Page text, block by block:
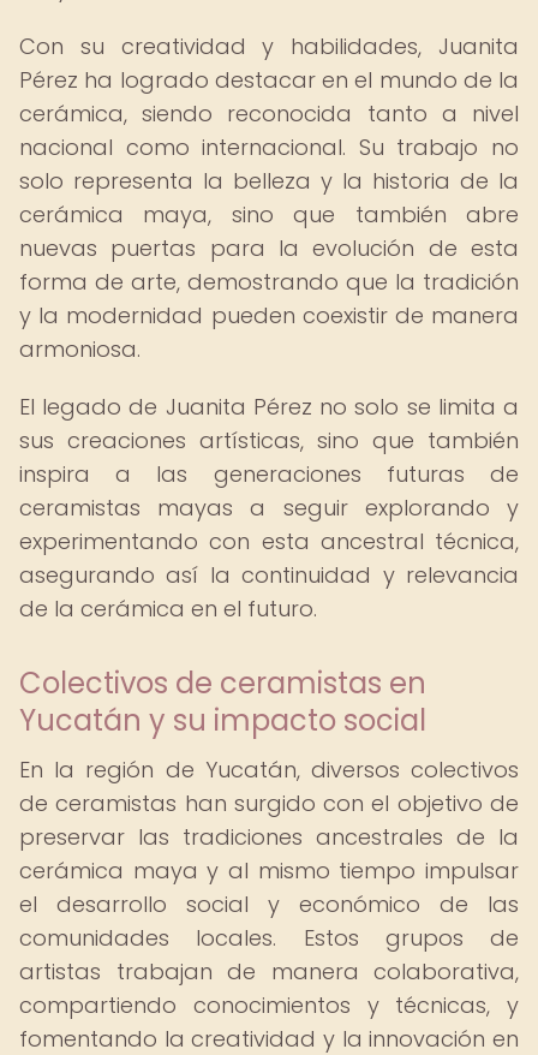
Con su creatividad y habilidades, Juanita
Pérez ha logrado destacar en el mundo de la
cerámica, siendo reconocida tanto a nivel
nacional como internacional. Su trabajo no
solo representa la belleza y la historia de la
cerámica maya, sino que también abre
nuevas puertas para la evolución de esta
forma de arte, demostrando que la tradición
y la modernidad pueden coexistir de manera
armoniosa.
El legado de Juanita Pérez no solo se limita a
sus creaciones artísticas, sino que también
inspira a las generaciones futuras de
ceramistas mayas a seguir explorando y
experimentando con esta ancestral técnica,
asegurando así la continuidad y relevancia
de la cerámica en el futuro.
Colectivos de ceramistas en
Yucatán y su impacto social
En la región de Yucatán, diversos colectivos
de ceramistas han surgido con el objetivo de
preservar las tradiciones ancestrales de la
cerámica maya y al mismo tiempo impulsar
el desarrollo social y económico de las
comunidades locales. Estos grupos de
artistas trabajan de manera colaborativa,
compartiendo conocimientos y técnicas, y
fomentando la creatividad y la innovación en